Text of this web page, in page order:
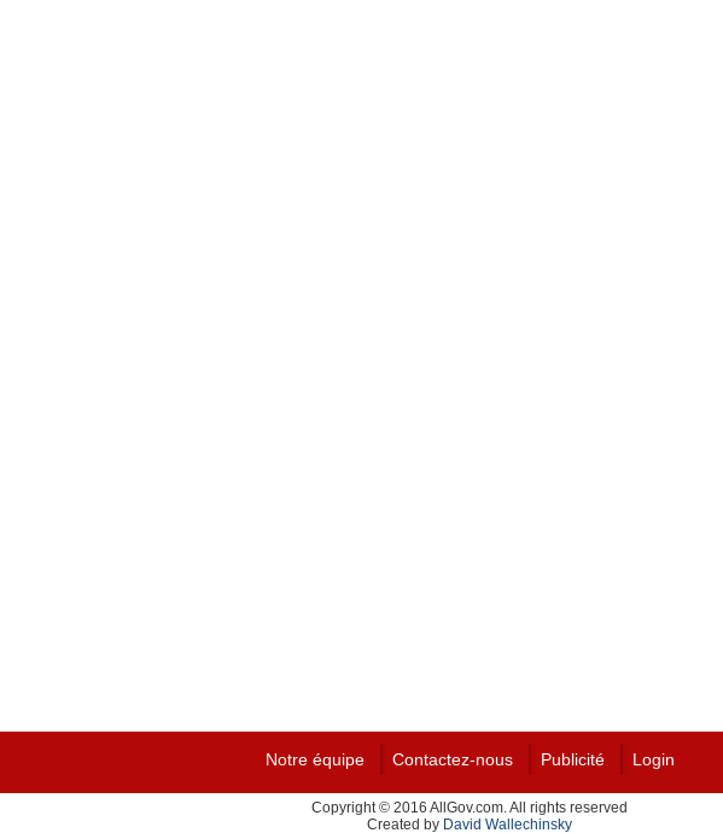
Notre équipe Contactez-nous Publicité Login
Copyright © 2016 AllGov.com. All rights reserved
Created by David Wallechinsky